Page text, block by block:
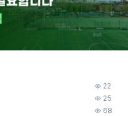
22
25
68